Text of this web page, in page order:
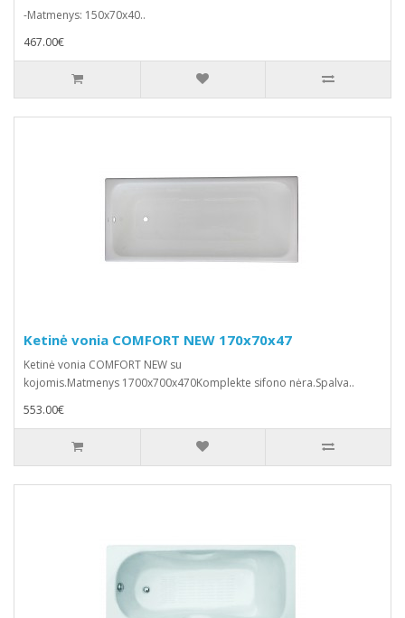
-Matmenys: 150x70x40..
467.00€
Ketinė vonia COMFORT NEW 170x70x47
Ketinė vonia COMFORT NEW su
kojomis.Matmenys 1700x700x470Komplekte sifono nėra.Spalva..
553.00€